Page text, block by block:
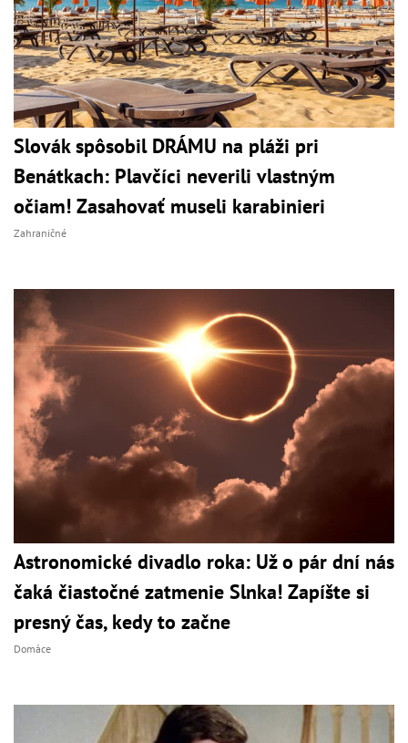
Slovák spôsobil DRÁMU na pláži pri
Benátkach: Plavčíci neverili vlastným
očiam! Zasahovať museli karabinieri
Zahraničné
Astronomické divadlo roka: Už o pár dní nás
čaká čiastočné zatmenie Slnka! Zapíšte si
presný čas, kedy to začne
Domáce